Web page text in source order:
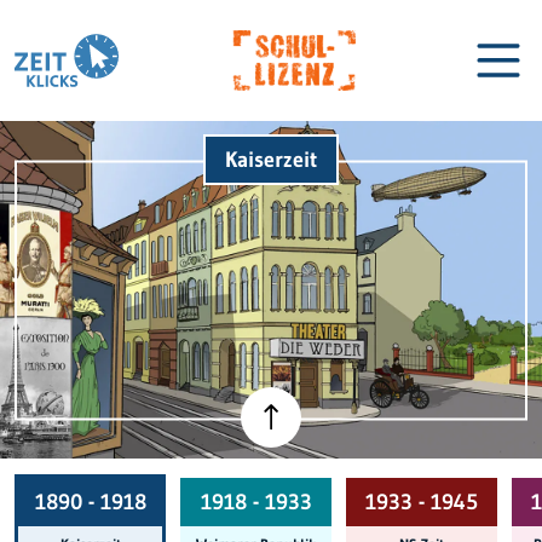
Biographien Lexikon
Kaiserzeit
1890 - 1918 1918 - 1933 1933 - 1945